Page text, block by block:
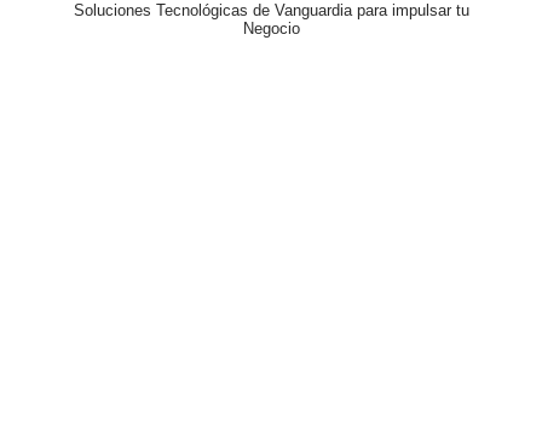
Soluciones Tecnológicas de Vanguardia para impulsar tu
Negocio